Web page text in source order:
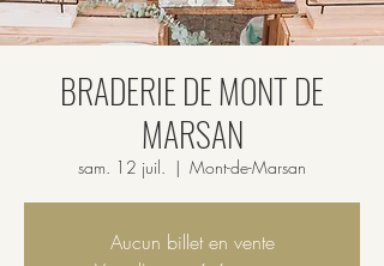
BRADERIE DE MONT DE
MARSAN
sam. 12 juil.
  |
Mont-de-Marsan
Aucun billet en vente